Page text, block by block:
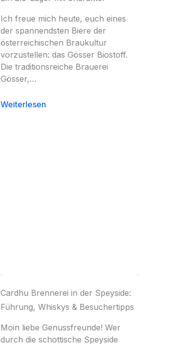
Ich freue mich heute, euch eines
der spannendsten Biere der
österreichischen Braukultur
vorzustellen: das Gösser Biostoff.
Die traditionsreiche Brauerei
Gösser,…
Weiterlesen
Cardhu Brennerei in der Speyside:
Führung, Whiskys & Besuchertipps
Moin liebe Genussfreunde! Wer
durch die schottische Speyside